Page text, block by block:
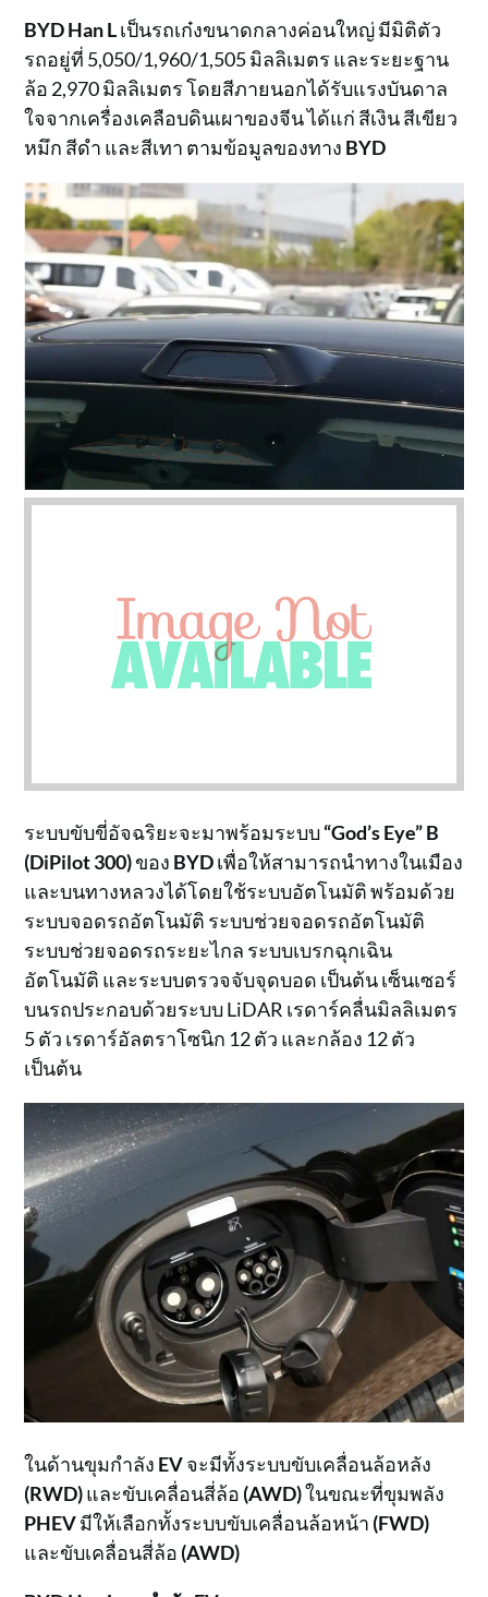
BYD Han Lเป็นรถเก๋งขนาดกลางค่อนใหญ่ มีมิติตัว
รถอยู่ที่ 5,050/1,960/1,505 มิลลิเมตร และระยะฐาน
ล้อ 2,970 มิลลิเมตร โดยสีภายนอกได้รับแรงบันดาล
ใจจากเครื่องเคลือบดินเผาของจีน ได้แก่ สีเงิน สีเขียว
หมึก สีดำ และสีเทา ตามข้อมูลของทาง BYD
ระบบขับขี่อัจฉริยะจะมาพร้อมระบบ“God’s Eye” B
(DiPilot 300)ของ BYDเพื่อให้สามารถนำทางในเมือง
และบนทางหลวงได้โดยใช้ระบบอัตโนมัติ พร้อมด้วย
ระบบจอดรถอัตโนมัติ ระบบช่วยจอดรถอัตโนมัติ
ระบบช่วยจอดรถระยะไกล ระบบเบรกฉุกเฉิน
อัตโนมัติ และระบบตรวจจับจุดบอด เป็นต้น เซ็นเซอร์
บนรถประกอบด้วยระบบ LiDAR เรดาร์คลื่นมิลลิเมตร
5 ตัว เรดาร์อัลตราโซนิก 12 ตัว และกล้อง 12 ตัว
เป็นต้น
ในด้านขุมกำลัง EVจะมีทั้งระบบขับเคลื่อนล้อหลัง
(RWD)และขับเคลื่อนสี่ล้อ (AWD)ในขณะที่ขุมพลัง
PHEVมีให้เลือกทั้งระบบขับเคลื่อนล้อหน้า (FWD)
และขับเคลื่อนสี่ล้อ (AWD)